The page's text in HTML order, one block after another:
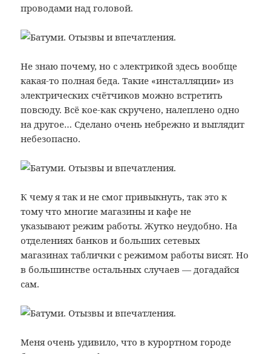
проводами над головой.
Не знаю почему, но с электрикой здесь вообще
какая-то полная беда. Такие «инсталляции» из
электрических счётчиков можно встретить
повсюду. Всё кое-как скручено, налеплено одно
на другое… Сделано очень небрежно и выглядит
небезопасно.
К чему я так и не смог привыкнуть, так это к
тому что многие магазины и кафе не
указывают режим работы. Жутко неудобно. На
отделениях банков и больших сетевых
магазинах таблички с режимом работы висят. Но
в большинстве остальных случаев — догадайся
сам.
Меня очень удивило, что в курортном городе